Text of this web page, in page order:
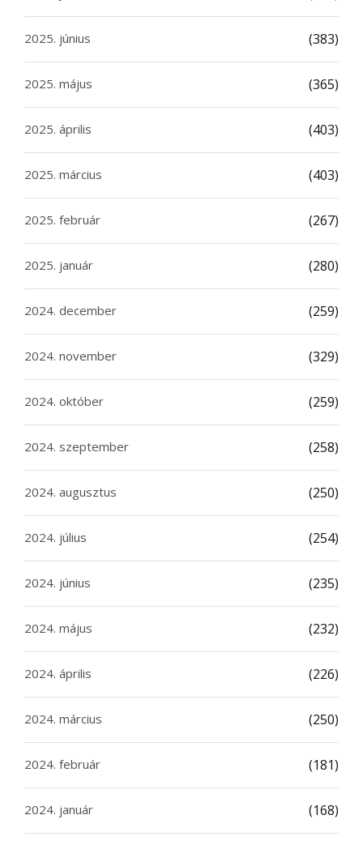
2025. június (383)
2025. május (365)
2025. április (403)
2025. március (403)
2025. február (267)
2025. január (280)
2024. december (259)
2024. november (329)
2024. október (259)
2024. szeptember (258)
2024. augusztus (250)
2024. július (254)
2024. június (235)
2024. május (232)
2024. április (226)
2024. március (250)
2024. február (181)
2024. január (168)